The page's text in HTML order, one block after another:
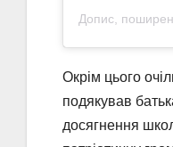
Допис,
Окрім цього
подякував
досягнення